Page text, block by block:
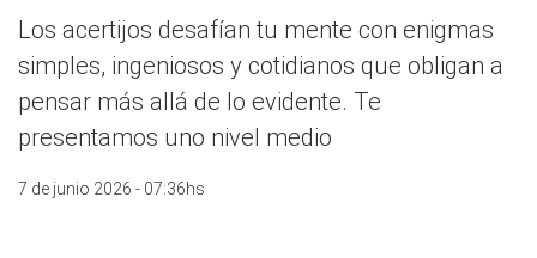
Los acertijos desafían tu mente con enigmas
simples, ingeniosos y cotidianos que obligan a
pensar más allá de lo evidente. Te
presentamos uno nivel medio
7 de junio 2026 - 07:36hs